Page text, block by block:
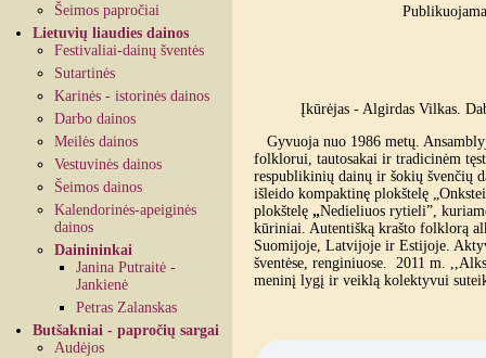
Šeimos papročiai
Lietuvių liaudies dainos
Festivaliai-dainų šventės
Sutartinės
Karinės - istorinės dainos
Darbo dainos
Meilės dainos
Vestuvinės dainos
Šeimos dainos
Kalendorinės-apeiginės
dainos
Dainininkai
Janina Putraitė -
Jankienė
Petras Zalanskas
Butšakniai - papročių sargai
Audėjos
Įkūrėjas - Algirdas Vilkas.
Gyvuoja nuo 1986 metų.
folklorui, tautosakai ir tradicinėm
respublikinių dainų ir šokių švenčių
išleido kompaktinę plokštelę
plokštelę „Nedieliuos rytieli”,
kūriniai. Autentišką krašto folklorą
Suomijoje, Latvijoje ir Estijoje.
šventėse, renginiuose. 2011 m.
meninį lygį ir veiklą kolektyvui